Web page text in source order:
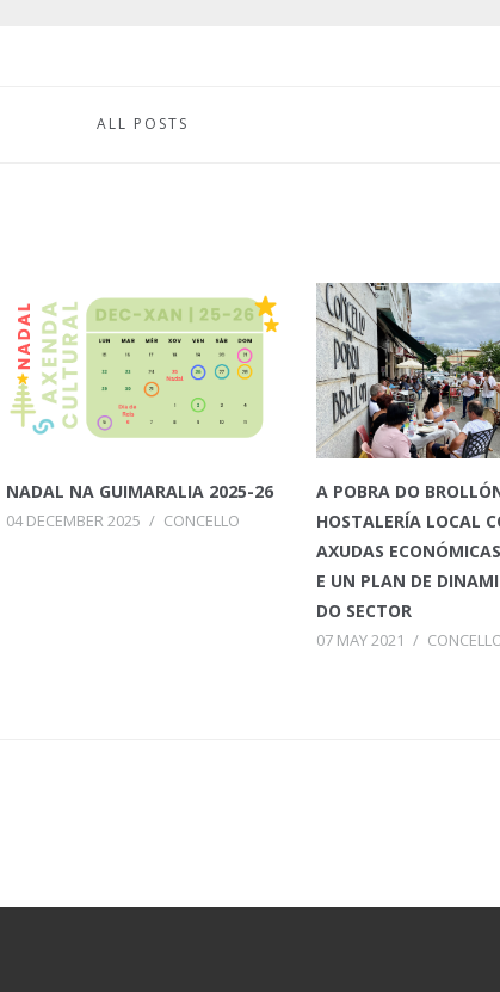
ALL POSTS
NADAL NA GUIMARALIA 2025-26
04 DECEMBER 2025 / CONCELLO
A POBRA DO
HOSTALERÍA LOCAL
AXUDAS
E UN PLAN DE
DO SECTOR
07 MAY 2021 /